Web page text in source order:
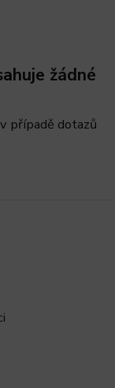
žádné
případě dotazů